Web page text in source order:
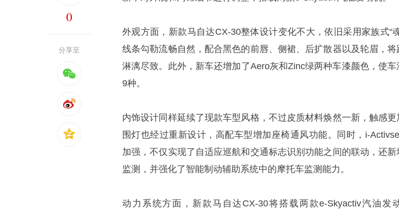
0
分享至
外观方面，新款马自达CX-30整体设计变化不大，依旧采用家族式“
线条勾勒流畅自然，配合黑色的前唇、侧裙、后扩散器以及轮眉，
淋漓尽致。此外，新车还增加了Aero灰和Zinc绿两种车漆颜色，使车
9种。
内饰设计同样延续了现款车型风格，不过皮质材料焕然一新，触感
围灯也经过重新设计，高配车型增加座椅通风功能。同时，i-
加强，不仅实现了自适应巡航和交通标志识别功能之间的联动，还
监测，并强化了智能制动辅助系统中的摩托车监测能力。
动力系统方面，新款马自达CX-30将搭载两款e-Skyactiv汽油发